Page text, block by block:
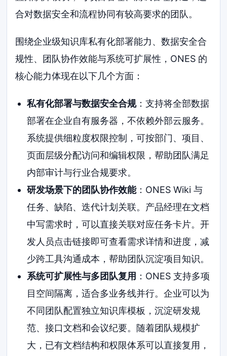
合对数据安全和流程协同有较高要求的团队。
围绕企业级知识库私有化部署能力、数据安全合
规性、团队协作效能与系统可扩展性，ONES 的
核心能力体现在以下几个方面：
私有化部署与数据安全合规：支持将全部数据
部署在企业自有服务器，不依赖外部云服务。
系统提供细粒度权限控制，可按部门、项目、
页面层级分配访问和编辑权限，帮助团队满足
内部审计与行业合规要求。
研发场景下的团队协作效能：ONES Wiki 与
任务、缺陷、迭代计划关联。产品经理在文档
中写需求时，可以直接关联对应任务卡片。开
发人员点击链接即可查看需求详情和进度，减
少跨工具沟通成本，帮助团队沉淀项目知识。
系统可扩展性与多团队复用 ：ONES 支持多项
目空间隔离，适合多业务线并行。企业可以为
不同团队配置独立知识库模板，沉淀研发规
范、接口文档和会议纪要。随着团队规模扩
大，已有文档结构和权限体系可以直接复用，